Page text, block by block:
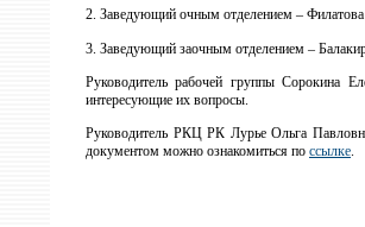
2. Заведующий очным отделением –
3. Заведующий заочным отделением –
Руководитель рабочей группы Сорокина
интересующие их вопросы.
Руководитель РКЦ РК Лурье Ольга Павловна
документом можно ознакомиться по ссылке.